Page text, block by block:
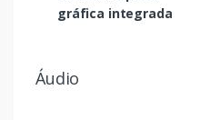
gráfica integrada
Áudio